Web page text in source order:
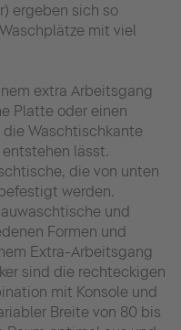
ergeben sich so
mit viel
extra Arbeitsgang
Platte oder einen
Waschtischkante
lässt.
die von unten
werden.
und
Formen und
Extra-Arbeitsgang
sind die rechteckigen
mit Konsole und
Breite von 80 bis